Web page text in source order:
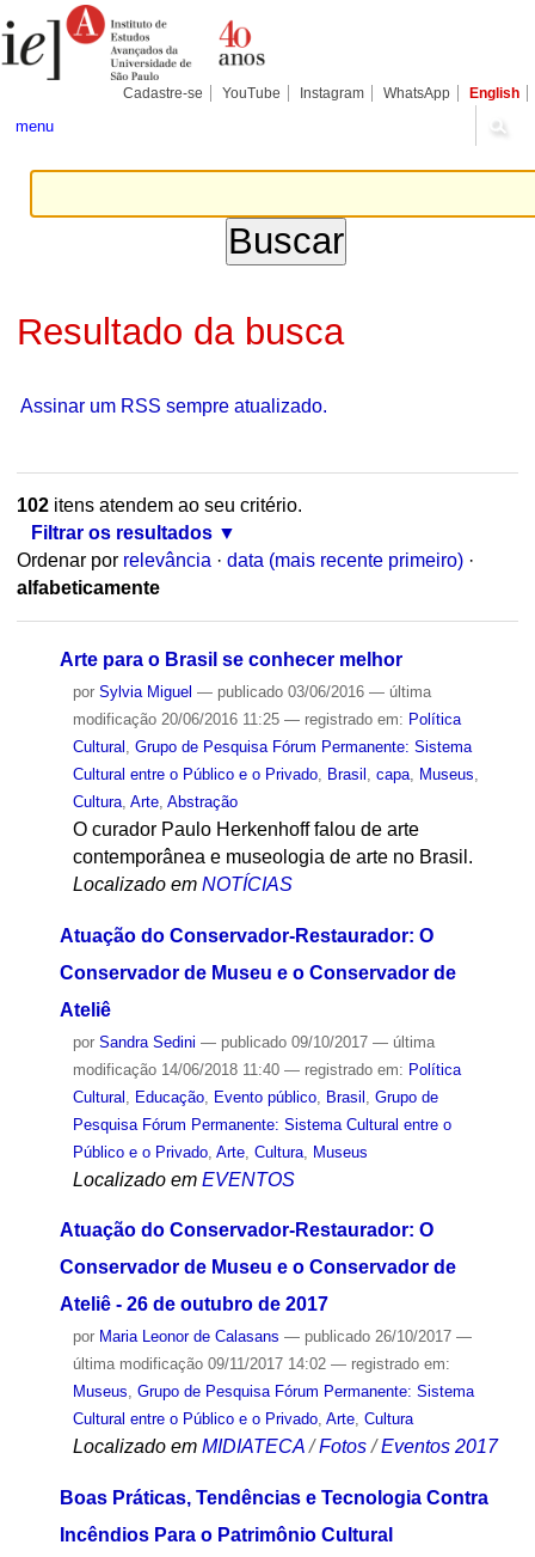
para
conteúdo.
Pessoais
Cadastre-se YouTube Instagram WhatsApp English
menu
Resultado da busca
Assinar um RSS sempre atualizado.
102itens atendem ao seu critério.
Filtrar os resultados
Ordenar por relevância · data (mais recente primeiro) ·
alfabeticamente
Arte para o Brasil se conhecer melhor
por Sylvia Miguel — publicado03/06/2016 — última
modificação20/06/2016 11:25 — registrado em: Política
Cultural
Grupo de Pesquisa Fórum Permanente: Sistema
Cultural entre o Público e o Privado, Brasil capa, Museus
Cultura, Arte, Abstração
O curador Paulo Herkenhoff falou de arte
contemporânea e museologia de arte no Brasil.
Localizado em NOTÍCIAS
Atuação do Conservador-Restaurador: O
Conservador de Museu e o Conservador de
Ateliê
por Sandra Sedini — publicado09/10/2017 — última
modificação14/06/2018 11:40 — registrado em: Política
Cultural
Educação, Evento público, Brasil Grupo de
Pesquisa Fórum Permanente: Sistema Cultural entre o
Público e o Privado, Arte, Cultura, Museus
Localizado em EVENTOS
Atuação do Conservador-Restaurador: O
Conservador de Museu e o Conservador de
Ateliê - 26 de outubro de 2017
por Maria Leonor de Calasans — publicado26/10/2017 —
última modificação09/11/2017 14:02 — registrado em:
Museus, Grupo de Pesquisa Fórum Permanente: Sistema
Cultural entre o Público e o Privado, Arte, Cultura
Localizado em MIDIATECA /Fotos /Eventos 2017
Boas Práticas, Tendências e Tecnologia Contra
Incêndios Para o Patrimônio Cultural